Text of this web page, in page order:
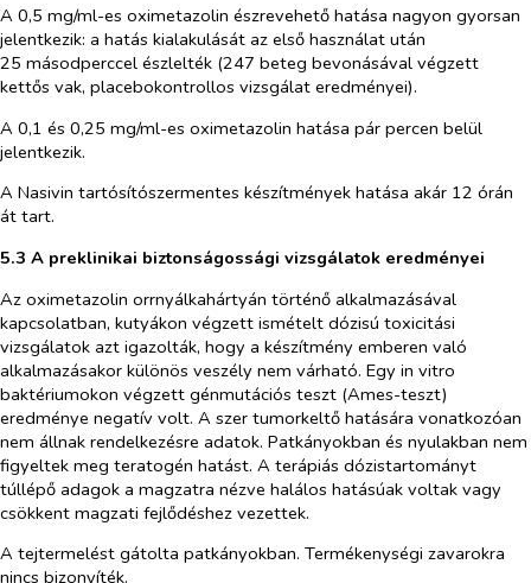
A 0,5 mg/ml-es oximetazolin észrevehető hatása nagyon gyorsan
jelentkezik: a hatás kialakulását az első használat után
25 másodperccel észlelték (247 beteg bevonásával végzett
kettős vak, placebokontrollos vizsgálat eredményei).
A 0,1 és 0,25 mg/ml-es oximetazolin hatása pár percen belül
jelentkezik.
A Nasivin tartósítószermentes készítmények hatása akár 12 órán
át tart.
5.3 A preklinikai biztonságossági vizsgálatok eredményei
Az oximetazolin orrnyálkahártyán történő alkalmazásával
kapcsolatban, kutyákon végzett ismételt dózisú toxicitási
vizsgálatok azt igazolták, hogy a készítmény emberen való
alkalmazásakor különös veszély nem várható. Egy in vitro
baktériumokon végzett génmutációs teszt (Ames-teszt)
eredménye negatív volt. A szer tumorkeltő hatására vonatkozóan
nem állnak rendelkezésre adatok. Patkányokban és nyulakban nem
figyeltek meg teratogén hatást. A terápiás dózistartományt
túllépő adagok a magzatra nézve halálos hatásúak voltak vagy
csökkent magzati fejlődéshez vezettek.
A tejtermelést gátolta patkányokban. Termékenységi zavarokra
nincs bizonyíték.